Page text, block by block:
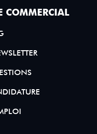
COMMERCIAL